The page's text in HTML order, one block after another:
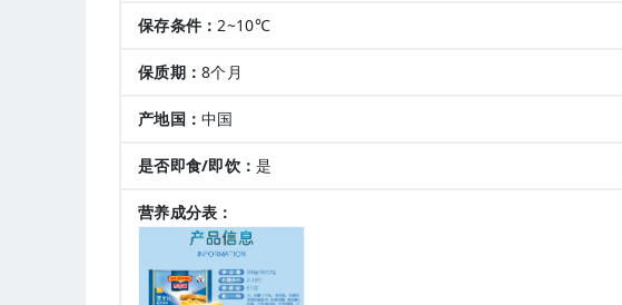
保存条件：2~10℃
保质期：8个月
产地国：中国
是否即食/即饮：是
营养成分表：